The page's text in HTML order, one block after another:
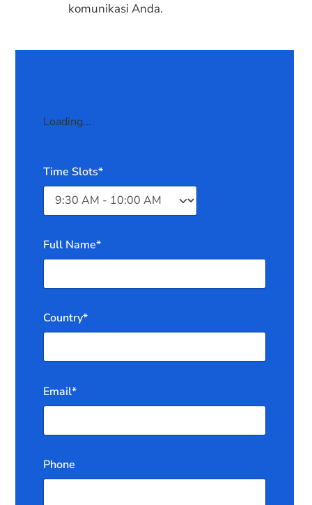
komunikasi Anda.
Loading...
Time Slots*
Full Name*
Country*
Email*
Phone